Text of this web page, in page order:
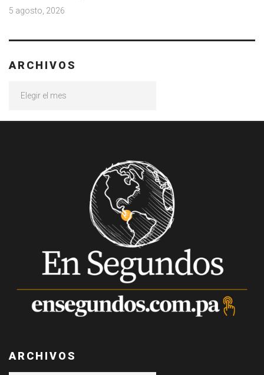
5 agosto, 2026
ARCHIVOS
ARCHIVOS